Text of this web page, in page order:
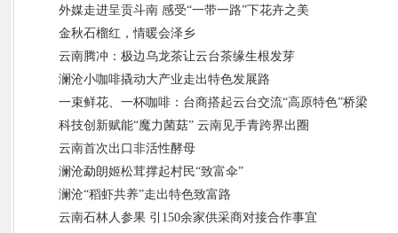
外媒走进呈贡斗南 感受“一带一路”下花卉之美
金秋石榴红，情暖会泽乡
云南腾冲：极边乌龙茶让云台茶缘生根发芽
澜沧小咖啡撬动大产业走出特色发展路
一束鲜花、一杯咖啡：台商搭起云台交流“高原特色”桥梁
科技创新赋能“魔力菌菇” 云南见手青跨界出圈
云南首次出口非活性酵母
澜沧勐朗姬松茸撑起村民“致富伞”
澜沧“稻虾共养”走出特色致富路
云南石林人参果 引150余家供采商对接合作事宜